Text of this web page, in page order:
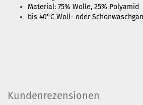
Material: 75% Wolle, 25% Polyamid
bis 40°C Woll- oder
Kundenrezensionen